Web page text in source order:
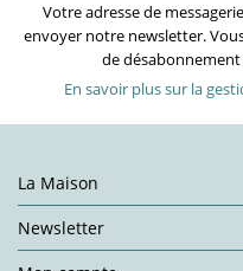
Votre adresse de
envoyer notre newsletter.
de
En savoir plus sur la
La Maison
Newsletter